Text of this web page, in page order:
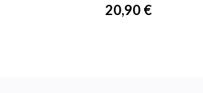
20,90 €